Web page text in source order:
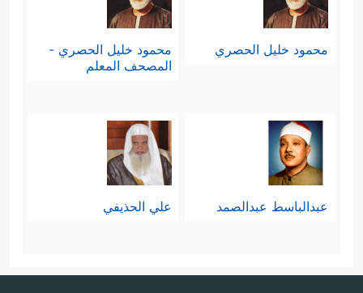
محمود خليل الحصري
محمود خليل الحصري -
المصحف المعلم
عبدالباسط عبدالصمد علي الحذيفي